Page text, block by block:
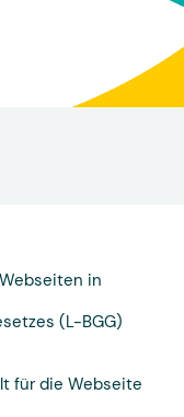
in
(L-BGG)
für die Webseite